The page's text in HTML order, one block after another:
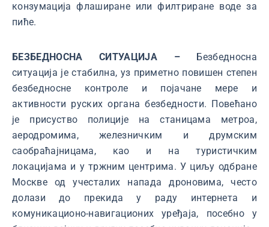
конзумација флаширане или филтриране воде за
пиће.
БЕЗБЕДНОСНА СИТУАЦИЈА –Безбедносна
ситуација је стабилна, уз приметно повишен степен
безбедносне контроле и појачане мере и
активности руских органа безбедности. Повећано
је присуство полиције на станицама метроа,
аеродромима, железничким и друмским
саобраћајницама, као и на туристичким
локацијама и у тржним центрима. У циљу одбране
Москве од учесталих напада дроновима, често
долази до прекида у раду интернета и
комуникационо-навигационих уређаја, посебно у